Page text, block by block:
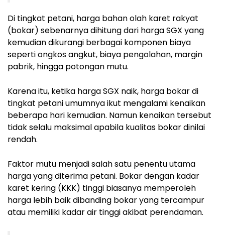
Di tingkat petani, harga bahan olah karet rakyat
(bokar) sebenarnya dihitung dari harga SGX yang
kemudian dikurangi berbagai komponen biaya
seperti ongkos angkut, biaya pengolahan, margin
pabrik, hingga potongan mutu.
Karena itu, ketika harga SGX naik, harga bokar di
tingkat petani umumnya ikut mengalami kenaikan
beberapa hari kemudian. Namun kenaikan tersebut
tidak selalu maksimal apabila kualitas bokar dinilai
rendah.
Faktor mutu menjadi salah satu penentu utama
harga yang diterima petani. Bokar dengan kadar
karet kering (KKK) tinggi biasanya memperoleh
harga lebih baik dibanding bokar yang tercampur
atau memiliki kadar air tinggi akibat perendaman.